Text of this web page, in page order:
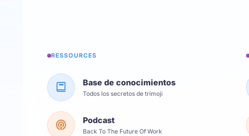
RESSOURCES
Base de conocimientos
Todos los secretos de trimoji
Podcast
Back To The Future Of Work